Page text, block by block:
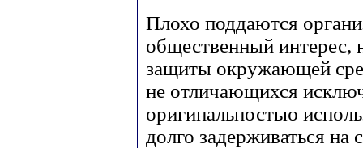
Плохо поддаются
общественный интерес,
защиты окружающей
не отличающихся
оригинальностью
долго задерживаться